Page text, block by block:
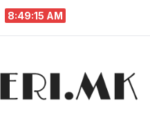
8:49:16 AM